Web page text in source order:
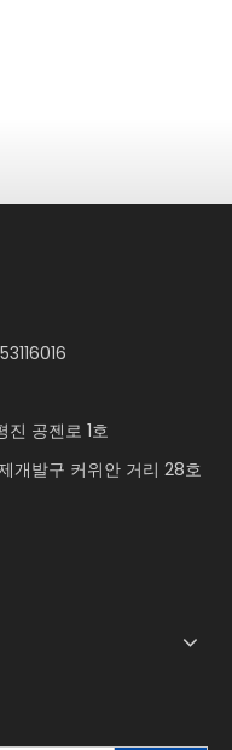
진 공젠로 1호
개발구 커위안 거리 28호